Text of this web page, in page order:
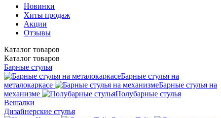
Новинки
Хиты продаж
Акции
Отзывы
Каталог товаров
Каталог товаров
Барные стулья
Барные стулья на
металокаркасе
Барные стулья на
механизме
Полубарные стулья
Вешалки
Дизайнерские стулья